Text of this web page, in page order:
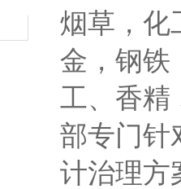
烟草，化
金，钢铁
工、香精
部专门针
计治理方